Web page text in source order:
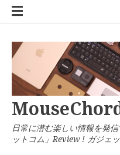
日常に潜む楽しい情報を発
ットコム」Review ! ガジェ